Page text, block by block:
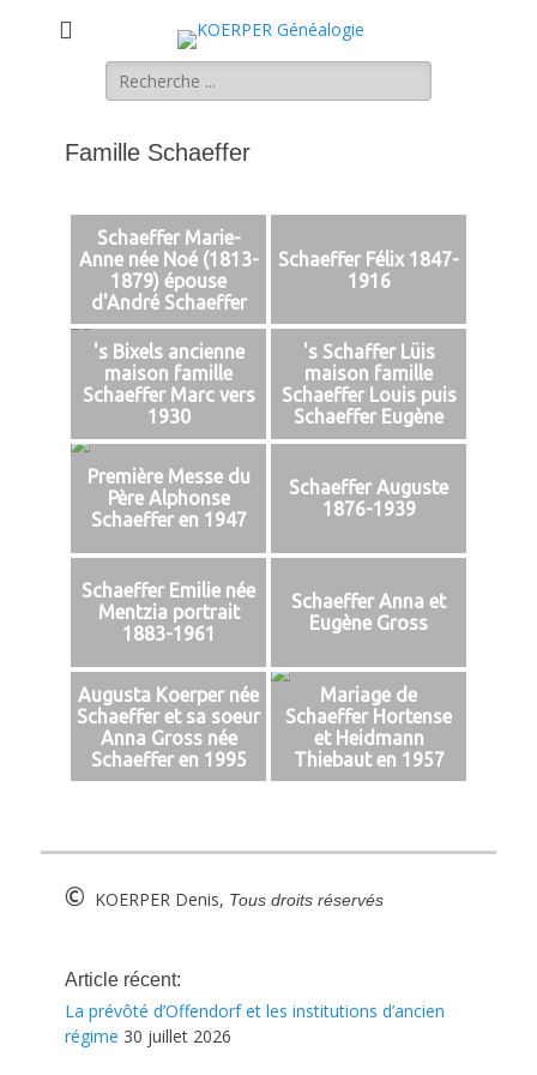
KOERPER
La généalogie Koerper, Herrlisheim.
Rechercher :
Famille Schaeffer
Schaeffer Marie-
Anne née Noé (1813-
1879) épouse
d'André Schaeffer
Schaeffer Félix 1847-
1916
's Bixels ancienne
maison famille
Schaeffer Marc vers
1930
's Schaffer Lüis
maison famille
Schaeffer Louis puis
Schaeffer Eugène
Première Messe du
Père Alphonse
Schaeffer en 1947
Schaeffer Auguste
1876-1939
Schaeffer Emilie née
Mentzia portrait
1883-1961
Schaeffer Anna et
Eugène Gross
Augusta Koerper née
Schaeffer et sa soeur
Anna Gross née
Schaeffer en 1995
Mariage de
Schaeffer Hortense
et Heidmann
Thiebaut en 1957
© KOERPER Denis, Tous droits réservés
Article récent:
La prévôté d’Offendorf et les institutions d’ancien
régime 30 juillet 2026